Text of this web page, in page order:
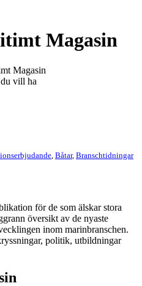
Magasin
Magasin
vill ha
Båtar, Branschtidningar
för de som älskar stora
översikt av de nyaste
inom marinbranschen.
politik, utbildningar